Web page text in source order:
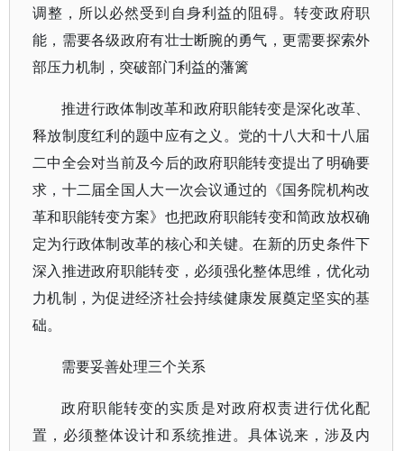
调整，所以必然受到自身利益的阻碍。转变政府职
能，需要各级政府有壮士断腕的勇气，更需要探索外
部压力机制，突破部门利益的藩篱
推进行政体制改革和政府职能转变是深化改革、
释放制度红利的题中应有之义。党的十八大和十八届
二中全会对当前及今后的政府职能转变提出了明确要
求，十二届全国人大一次会议通过的《国务院机构改
革和职能转变方案》也把政府职能转变和简政放权确
定为行政体制改革的核心和关键。在新的历史条件下
深入推进政府职能转变，必须强化整体思维，优化动
力机制，为促进经济社会持续健康发展奠定坚实的基
础。
需要妥善处理三个关系
政府职能转变的实质是对政府权责进行优化配
置，必须整体设计和系统推进。具体说来，涉及内